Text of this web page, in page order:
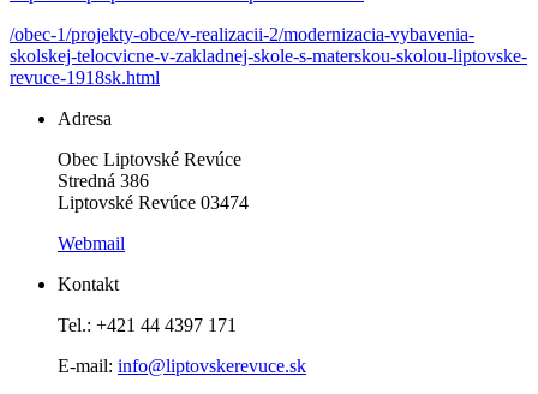
/obec-1/projekty-obce/v-realizacii-2/modernizacia-vybavenia-
skolskej-telocvicne-v-zakladnej-skole-s-materskou-skolou-liptovske-
revuce-1918sk.html
Adresa
Obec Liptovské Revúce
Stredná 386
Liptovské Revúce 03474
Webmail
Kontakt
Tel.: +421 44 4397 171
E-mail: info@liptovskerevuce.sk